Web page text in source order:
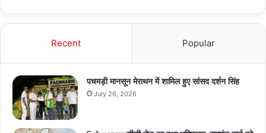
Recent Popular
पचमड़ी मानसून मेराथन में शामिल हुए सांसद दर्शन सिंह
July 26, 2026